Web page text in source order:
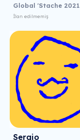
Global 'Stache 2021
İlan edilmemiş
Sergio